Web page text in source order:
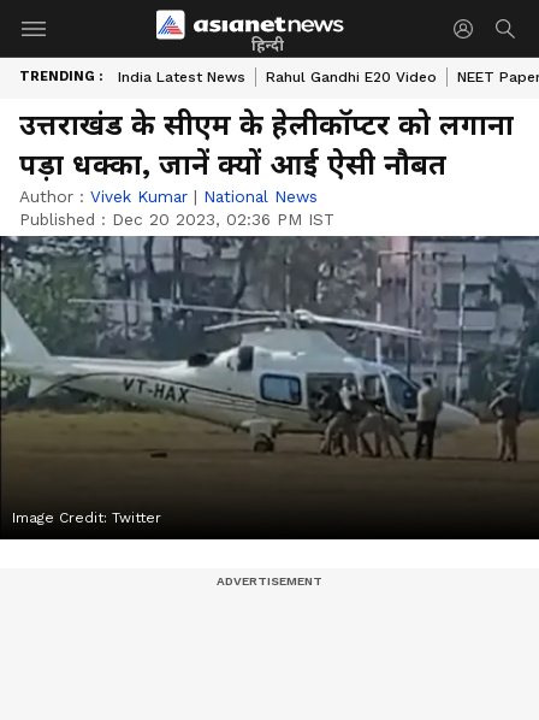
हिन्दी
TRENDING : India Latest News Rahul Gandhi E20 Video NEET
उत्तराखंड के सीएम के हेलीकॉप्टर को लगाना
पड़ा धक्का, जानें क्यों आई ऐसी नौबत
Author : Vivek Kumar | National News
Published : Dec 20 2023, 02:36 PM IST
Image Credit: Twitter